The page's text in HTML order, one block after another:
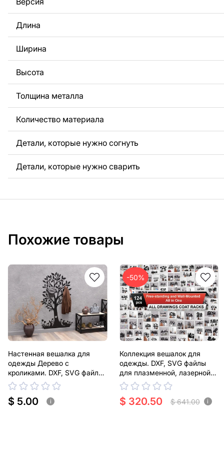
За дополнительную плату мы можем добавить любой
логотип вашей компании или внести другие изменения
Если вам нужно, чтобы мы выполнили
металла для вас, пожалуйста, свяжитесь с нами.
Если у вас остались вопросы или вам нужна помощь,
любое время, мы всегда готовы помочь.
Длина
Ширина
Высота
Толщина металла
Количество материала
Детали, которые нужно согнуть
Детали, которые нужно сварить
Похожие товары
Настенная вешалка для
одежды Дерево с
кроликами. DXF, SVG файлы
для плазменной, лазерной
резки
$ 5.00 i
-50%
Коллекция вешалок для
одежды. DXF, SVG файлы
для плазменной, лазерной
резки
$ 320.50 $ 641.00 i